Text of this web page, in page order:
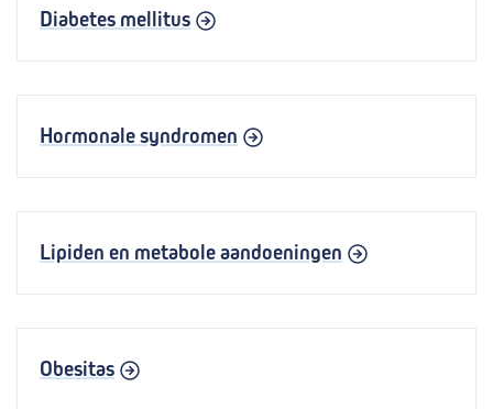
Diabetes mellitus
Hormonale syndromen
Lipiden en metabole aandoeningen
Obesitas